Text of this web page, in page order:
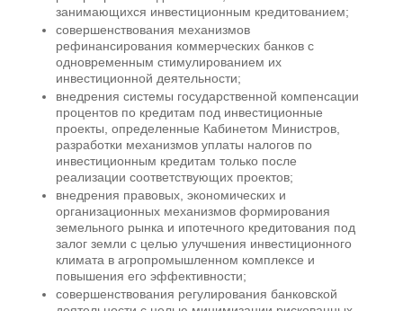
занимающихся инвестиционным кредитованием;
совершенствования механизмов
рефинансирования коммерческих банков с
одновременным стимулированием их
инвестиционной деятельности;
внедрения системы государственной компенсации
процентов по кредитам под инвестиционные
проекты, определенные Кабинетом Министров,
разработки механизмов уплаты налогов по
инвестиционным кредитам только после
реализации соответствующих проектов;
внедрения правовых, экономических и
организационных механизмов формирования
земельного рынка и ипотечного кредитования под
залог земли с целью улучшения инвестиционного
климата в агропромышленном комплексе и
повышения его эффективности;
совершенствования регулирования банковской